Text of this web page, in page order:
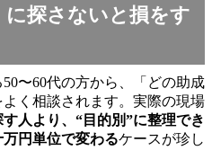
探さないと損をす
〜60代の方から、「どの助成
く相談されます。実際の現場
人より、“目的別”に整理でき
円単位で変わるケースが珍し